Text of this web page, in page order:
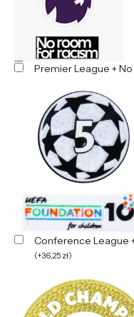
Premier League +
Conference League
(+36,25 zł)